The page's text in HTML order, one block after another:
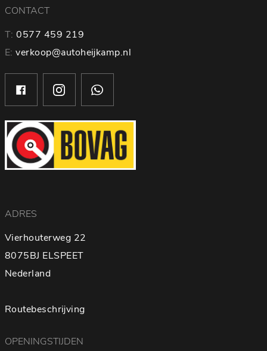
CONTACT
T: 0577 459 219
E: verkoop@autoheijkamp.nl
ADRES
Vierhouterweg 22
8075BJ ELSPEET
Nederland
Routebeschrijving
OPENINGSTIJDEN